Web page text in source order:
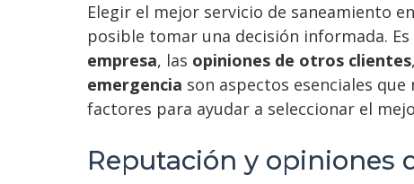
Elegir el mejor servicio de saneamiento
posible tomar una decisión informada.
empresa, las opiniones de otros clientes
emergencia son aspectos esenciales
factores para ayudar a seleccionar el
Reputación y opiniones